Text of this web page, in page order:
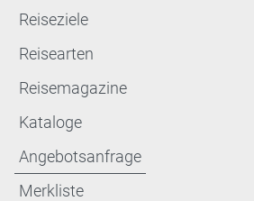
Reiseziele
Reisearten
Reisemagazine
Kataloge
Angebotsanfrage
Merkliste